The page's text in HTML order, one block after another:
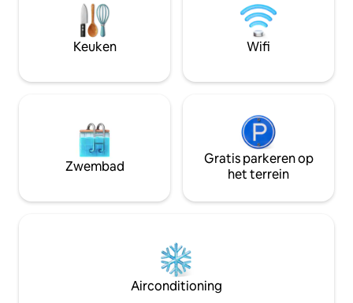
grote tuinbarbecue, een tuindouche en
ligstoelen. Onze accommodatie is
huisdiervriendelijk – je mag je harige
vriendje meenemen. Het grote,
voor een groep van maximaal
Keuken Wifi
Zwembad
Gratis parkeren op
het terrein
Airconditioning